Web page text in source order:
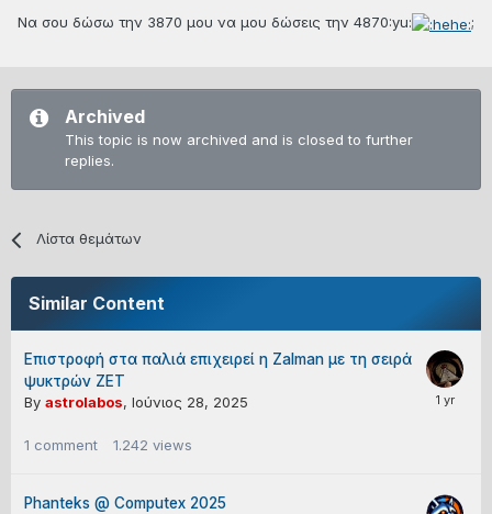
Να σου δώσω την 3870 μου να μου δώσεις την 4870:yu: ;
Archived
This topic is now archived and is closed to further
replies.
Λίστα θεμάτων
Similar Content
Επιστροφή στα παλιά επιχειρεί η Zalman με τη σειρά
ψυκτρών ZET
By astrolabos, Ιούνιος 28, 2025
1 comment 1.242 views
Phanteks @ Computex 2025